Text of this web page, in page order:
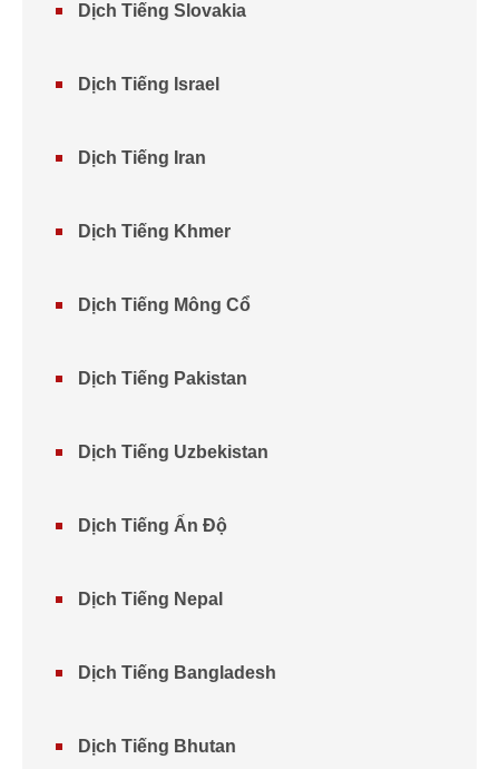
Dịch Tiếng Slovakia
Dịch Tiếng Israel
Dịch Tiếng Iran
Dịch Tiếng Khmer
Dịch Tiếng Mông Cổ
Dịch Tiếng Pakistan
Dịch Tiếng Uzbekistan
Dịch Tiếng Ấn Độ
Dịch Tiếng Nepal
Dịch Tiếng Bangladesh
Dịch Tiếng Bhutan